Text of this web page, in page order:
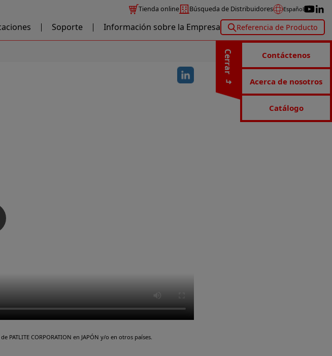
Tienda online Búsqueda de Distribuidores Español
Soporte Información sobre la Empresa Referencia de Producto
Cerrar Contáctenos
Acerca de nosotros
Catálogo
PATLITE CORPORATION en JAPÓN y/o en otros países.